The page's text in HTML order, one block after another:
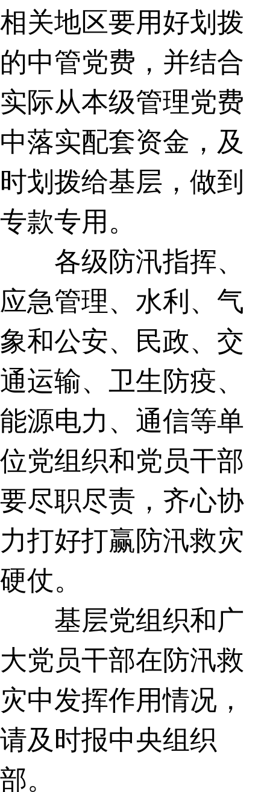
相关地区要用好划拨
的中管党费，并结合
实际从本级管理党费
中落实配套资金，及
时划拨给基层，做到
专款专用。
各级防汛指挥、
应急管理、水利、气
象和公安、民政、交
通运输、卫生防疫、
能源电力、通信等单
位党组织和党员干部
要尽职尽责，齐心协
力打好打赢防汛救灾
硬仗。
基层党组织和广
大党员干部在防汛救
灾中发挥作用情况，
请及时报中央组织
部。